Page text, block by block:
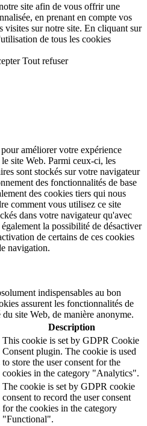
site afin de vous offrir une
en prenant en compte vos
visites sur notre site. En cliquant sur
de tous les cookies
Tout refuser
améliorer votre expérience
site Web. Parmi ceux-ci, les
sont stockés sur votre navigateur
des fonctionnalités de base
des cookies tiers qui nous
comment vous utilisez ce site
dans votre navigateur qu'avec
la possibilité de désactiver
de certains de ces cookies
navigation.
indispensables au bon
assurent les fonctionnalités de
site Web, de manière anonyme.
Description
This cookie is set by GDPR Cookie
Consent plugin. The cookie is used
to store the user consent for the
cookies in the category "Analytics".
The cookie is set by GDPR cookie
consent to record the user consent
for the cookies in the category
"Functional".